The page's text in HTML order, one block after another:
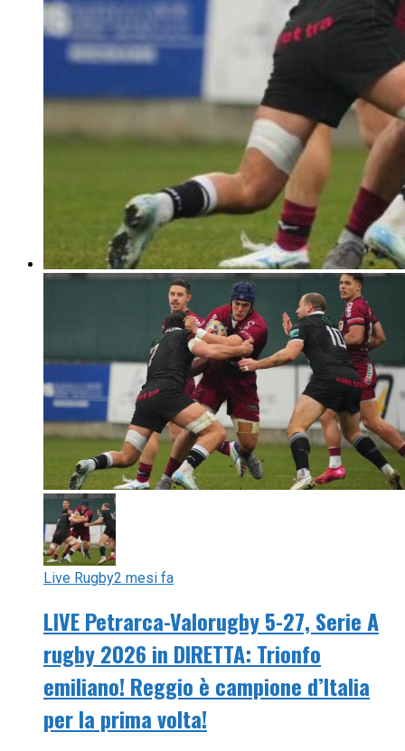
Live Rugby2 mesi fa
LIVE Petrarca-Valorugby 5-27, Serie A
rugby 2026 in DIRETTA: Trionfo
emiliano! Reggio è campione d’Italia
per la prima volta!